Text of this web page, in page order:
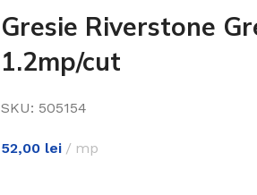
Gresie Riverstone
1.2mp/cut
SKU: 505154
52,00 lei mp